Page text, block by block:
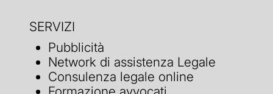
SERVIZI
Pubblicità
Network di assistenza Legale
Consulenza legale online